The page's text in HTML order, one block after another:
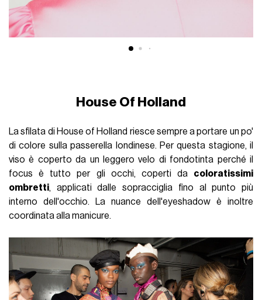
House Of Holland
La sfilata di House of Holland riesce sempre a portare un po'
di colore sulla passerella londinese. Per questa stagione, il
viso è coperto da un leggero velo di fondotinta perché il
focus è tutto per gli occhi, coperti da coloratissimi
ombretti, applicati dalle sopracciglia fino al punto più
interno dell'occhio. La nuance dell'eyeshadow è inoltre
coordinata alla manicure.